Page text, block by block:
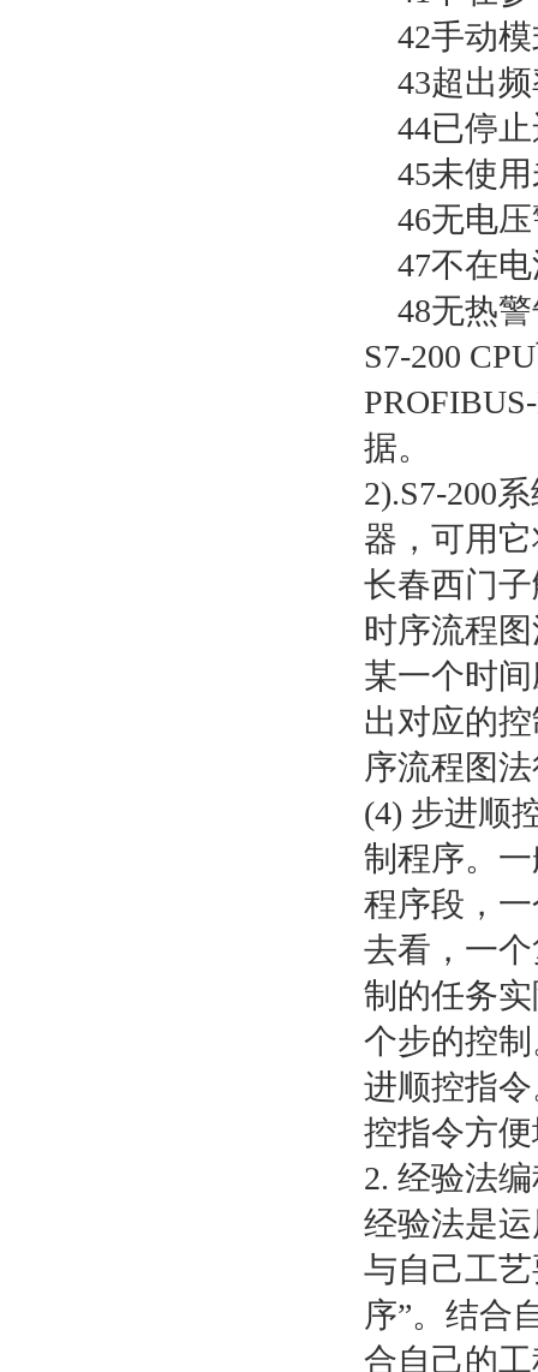
42手动模
43超出频
44已停止
45未使用
46无电压
47不在电
48无热警
S7-200
据。
2).S7-200
器，可用
长春西门
时序流程
某一个时
出对应的
序流程图
(4) 步进顺
制程序。
程序段，
去看，一
制的任务
个步的控
进顺控指
控指令方
2. 经验法
经验法是
与自己工
序”。结合
合自己的